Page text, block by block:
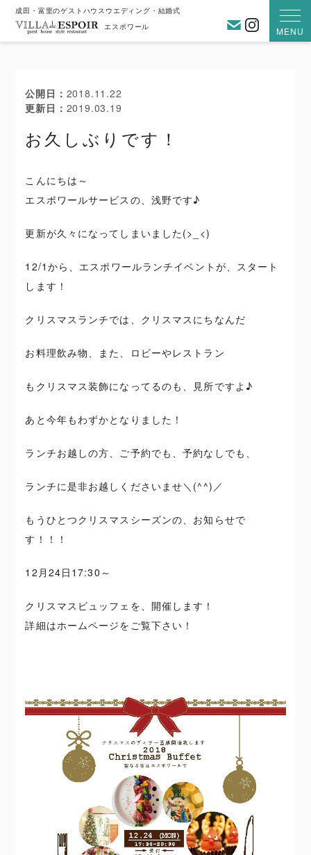
成田・富里のゲストハウスウエディング・結婚式
エスポワール
MENU
お問い合わ
公開日
2018.11.22
更新日
2019.03.19
お久しぶりです！
こんにちは～
エスポワールサービスの、浅野です♪
更新が久々になってしまいました(>_<)
12/1から、エスポワールランチイベントが、スタート
します！
クリスマスランチでは、クリスマスにちなんだ
お料理飲み物、また、ロビーやレストラン
もクリスマス装飾になってるのも、見所ですよ♪
あと今年もわずかとなりました！
ランチお越しの方、ご予約でも、予約なしでも、
ランチに是非お越しくださいませ＼(^^)／
もうひとつクリスマスシーズンの、お知らせで
す！！！
12月24日17:30～
クリスマスビュッフェを、開催します！
詳細はホームページをご覧下さい！